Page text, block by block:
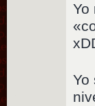
Yo
Yo